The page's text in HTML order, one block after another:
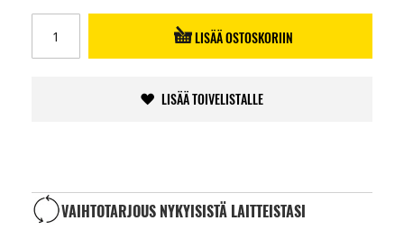
LISÄÄ OSTOSKORIIN
LISÄÄ TOIVELISTALLE
VAIHTOTARJOUS NYKYISISTÄ LAITTEISTASI